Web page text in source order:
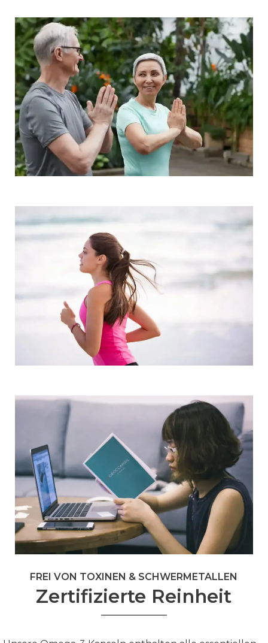
FREI VON TOXINEN & SCHWERMETALLEN
Zertifizierte Reinheit